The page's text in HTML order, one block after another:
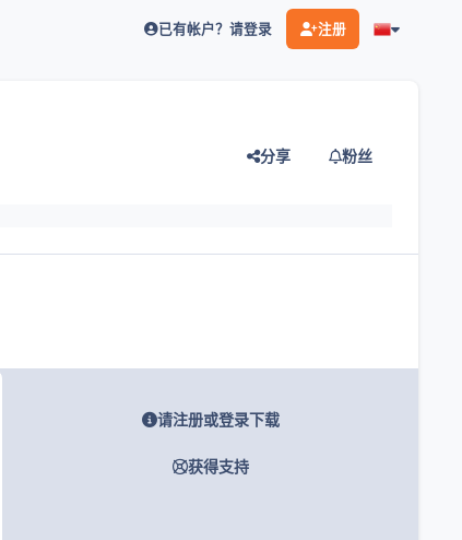
已有帐户？请登录 注册
分享 粉丝
请注册或登录下载
获得支持